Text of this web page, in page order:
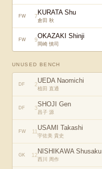
FW 7KURATA Shu
倉田 秋
FW 9OKAZAKI Shinji
岡崎 慎司
UNUSED BENCH
DF 2UEDA Naomichi
植田 直通
DF 3SHOJI Gen
昌子 源
FW 11 USAMI Takashi
宇佐美 貴史
GK 12NISHIKAWA Shusaku
西川 周作